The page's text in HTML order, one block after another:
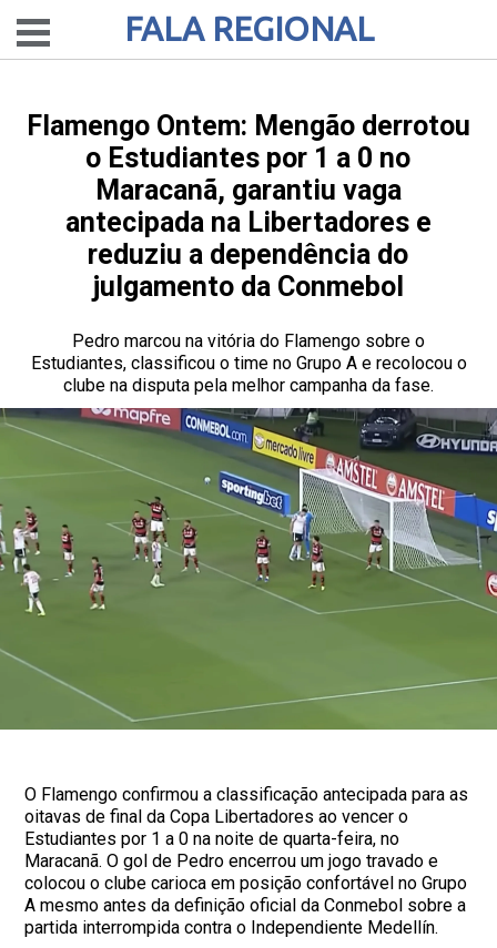
FALA REGIONAL
Flamengo Ontem: Mengão derrotou
o Estudiantes por 1 a 0 no
Maracanã, garantiu vaga
antecipada na Libertadores e
reduziu a dependência do
julgamento da Conmebol
Pedro marcou na vitória do Flamengo sobre o
Estudiantes, classificou o time no Grupo A e recolocou o
clube na disputa pela melhor campanha da fase.
O Flamengo confirmou a classificação antecipada para as
oitavas de final da Copa Libertadores ao vencer o
Estudiantes por 1 a 0 na noite de quarta-feira, no
Maracanã. O gol de Pedro encerrou um jogo travado e
colocou o clube carioca em posição confortável no Grupo
A mesmo antes da definição oficial da Conmebol sobre a
partida interrompida contra o Independiente Medellín.